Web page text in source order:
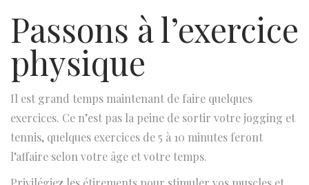
Passons à l’exercice
physique
Il est grand temps maintenant de faire quelques
exercices. Ce n’est pas la peine de sortir votre jogging et
tennis, quelques exercices de 5 à 10 minutes feront
l’affaire selon votre âge et votre temps.